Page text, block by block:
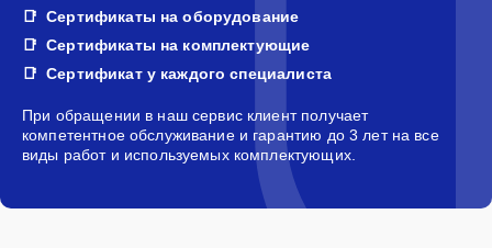
Сертификаты на оборудование
Сертификаты на комплектующие
Сертификат у каждого специалиста
При обращении в наш сервис клиент получает
компетентное обслуживание и гарантию до 3 лет на все
виды работ и используемых комплектующих.